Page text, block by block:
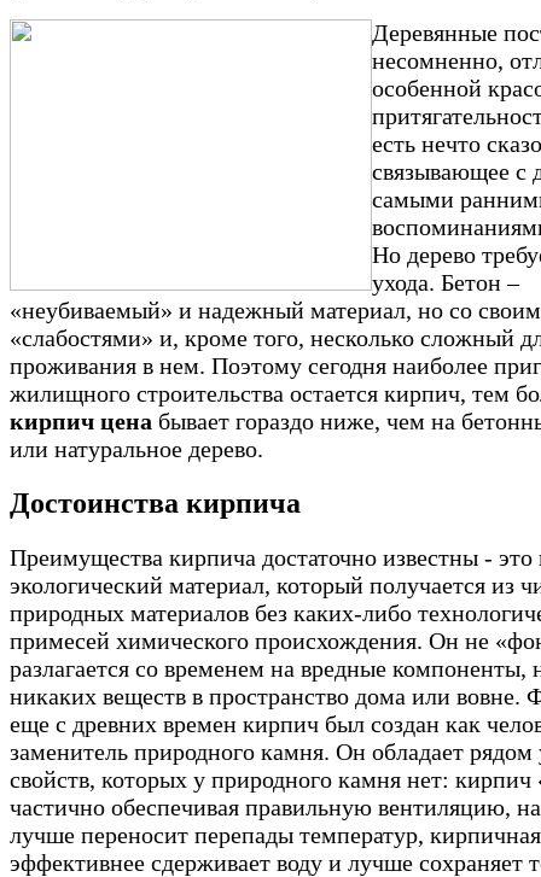
Деревянные
несомненно,
особенной
есть нечто
связывающее с
самыми
Но дерево
ухода. Бетон –
«неубиваемый» и надежный материал, но со
«слабостями» и, кроме того, несколько сложный
проживания в нем. Поэтому сегодня наиболее
жилищного строительства остается кирпич, тем
кирпич цена бывает гораздо ниже, чем на
или натуральное дерево.
Достоинства кирпича
Преимущества кирпича достаточно известны -
экологический материал, который получается из
природных материалов без каких-либо
примесей химического происхождения. Он не
разлагается со временем на вредные компоненты,
никаких веществ в пространство дома или вовне.
еще с древних времен кирпич был создан как
заменитель природного камня. Он обладает
свойств, которых у природного камня нет:
частично обеспечивая правильную вентиляцию,
лучше переносит перепады температур,
эффективнее сдерживает воду и лучше сохраняет